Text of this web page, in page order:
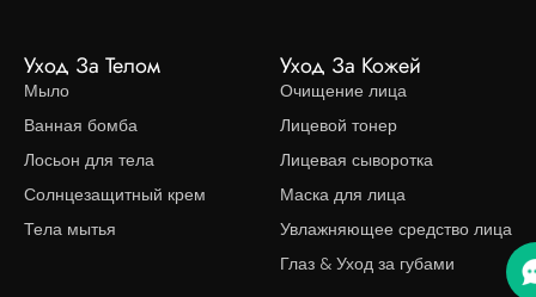
Уход За Телом
Мыло
Ванная бомба
Лосьон для тела
Солнцезащитный крем
Тела мытья
Уход За Кожей
Очищение лица
Лицевой тонер
Лицевая сыворотка
Маска для лица
Увлажняющее средство лица
Глаз & Уход за губами